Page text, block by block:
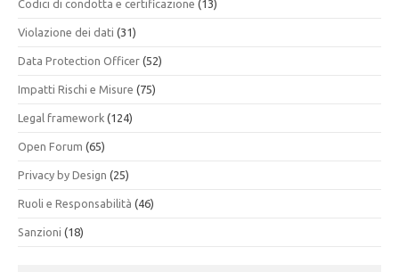
Codici di condotta e certificazione (13)
Violazione dei dati (31)
Data Protection Officer (52)
Impatti Rischi e Misure (75)
Legal framework (124)
Open Forum (65)
Privacy by Design (25)
Ruoli e Responsabilità (46)
Sanzioni (18)